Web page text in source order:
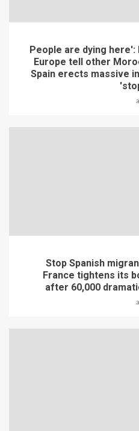
'People are dying
Europe tell other
Spain erects massive
Stop Spanish
France tightens its
after 60,000